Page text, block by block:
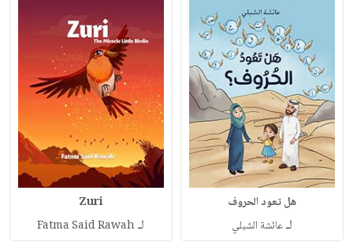
هل تعود الحروف
لـعائشة الشبلي
Zuri
لـFatma Said Rawah